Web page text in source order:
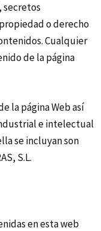
o derecho
Cualquier
de la página
la página Web así
e intelectual
se incluyan son
S.L.
en esta web